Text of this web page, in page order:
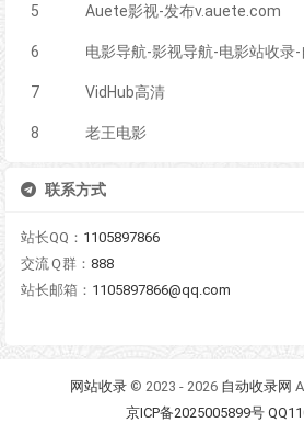
5 Auete影视-发布v.auete.com
6 电影导航-影视导航-电影站收录
7 VidHub高清
8 老王电影
联系方式
站长QQ： 1105897866
交流Ｑ群： 888
站长邮箱： 1105897866@qq.com
网站收录 © 2023 - 2026 自动收录网
京ICP备2025005899号